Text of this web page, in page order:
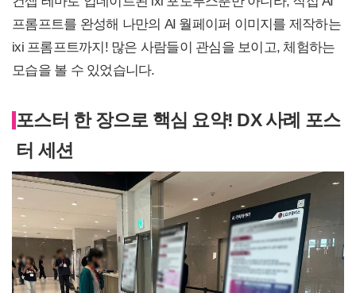
프롬프트를 완성해 나만의 AI 월페이퍼 이미지를 제작하는
ixi 프롬프트까지! 많은 사람들이 관심을 보이고, 체험하는
모습을 볼 수 있었습니다.
포스터 한 장으로 핵심 요약! DX 사례 포스
터 세션